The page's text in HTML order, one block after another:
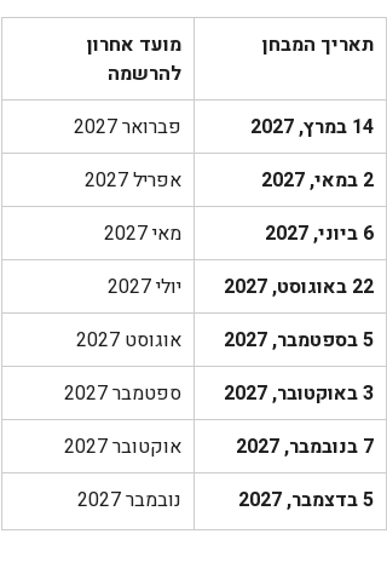
תאריך המבחן
מועד אחרון
להרשמה
14 במרץ, 2027
פברואר 2027
2 במאי, 2027
אפריל 2027
6 ביוני, 2027
מאי 2027
22 באוגוסט, 2027
יולי 2027
5 בספטמבר, 2027
אוגוסט 2027
3 באוקטובר, 2027
ספטמבר 2027
7 בנובמבר, 2027
אוקטובר 2027
5 בדצמבר, 2027
נובמבר 2027